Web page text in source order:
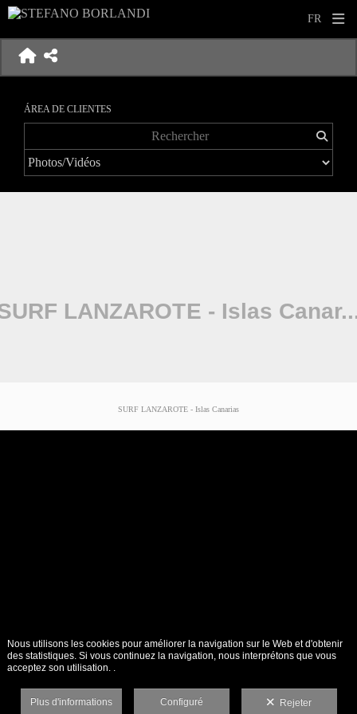
ÁREA DE CLIENTES
SURF LANZAROTE - Islas Canarias
Nous utilisons les cookies pour améliorer la navigation sur le Web et d'obtenir
des statistiques. Si vous continuez la navigation, nous interprétons que vous
acceptez son utilisation. .
Plus d'informations Configuré Rejeter